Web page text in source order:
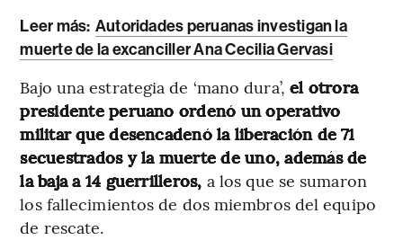
Leer más: Autoridades peruanas investigan la
muerte de la excanciller Ana Cecilia Gervasi
Bajo una estrategia de ‘mano dura’, el otrora
presidente peruano ordenó un operativo
militar que desencadenó la liberación de 71
secuestrados y la muerte de uno, además de
la baja a 14 guerrilleros, a los que se sumaron
los fallecimientos de dos miembros del equipo
de rescate.